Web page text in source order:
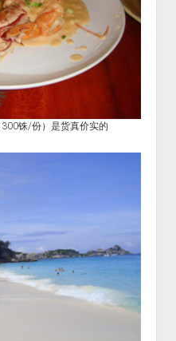
铢/份）是货真价实的